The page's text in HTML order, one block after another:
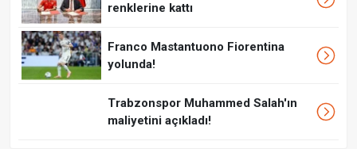
renklerine kattı
Franco Mastantuono Fiorentina
yolunda!
Trabzonspor Muhammed Salah'ın
maliyetini açıkladı!